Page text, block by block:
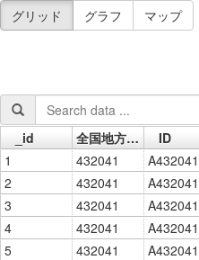
グリッド グラフ マップ
Go »
_id 全国地方公共団体コード ID
1
432041
2
432041
3
432041
4
432041
5
432041